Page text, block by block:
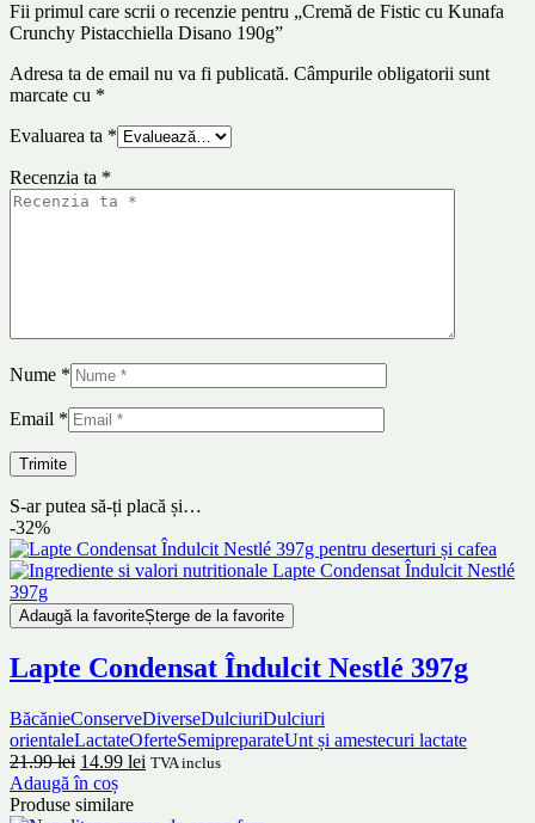
Fii primul care scrii o recenzie pentru „Cremă de Fistic cu Kunafa
Crunchy Pistacchiella Disano 190g”
Adresa ta de email nu va fi publicată. Câmpurile obligatorii sunt
marcate cu *
Evaluarea ta *
Recenzia ta *
Nume *
Email *
S-ar putea să-ți placă și…
-32%
Adaugă la favoriteȘterge de la favorite
Lapte Condensat Îndulcit Nestlé 397g
BăcănieConserveDiverseDulciuriDulciuri
orientaleLactateOferteSemipreparateUnt și amestecuri lactate
21.99lei 14.99 lei TVA inclus
Adaugă în coș
Produse similare